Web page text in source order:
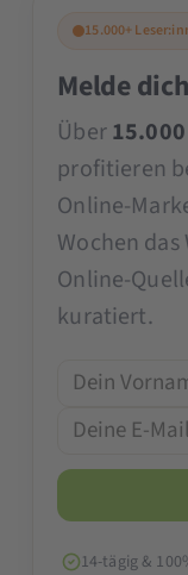
15.000+
Melde
Über
profitieren
Online-
Wochen
Online-
kuratiert.
14-tägig &